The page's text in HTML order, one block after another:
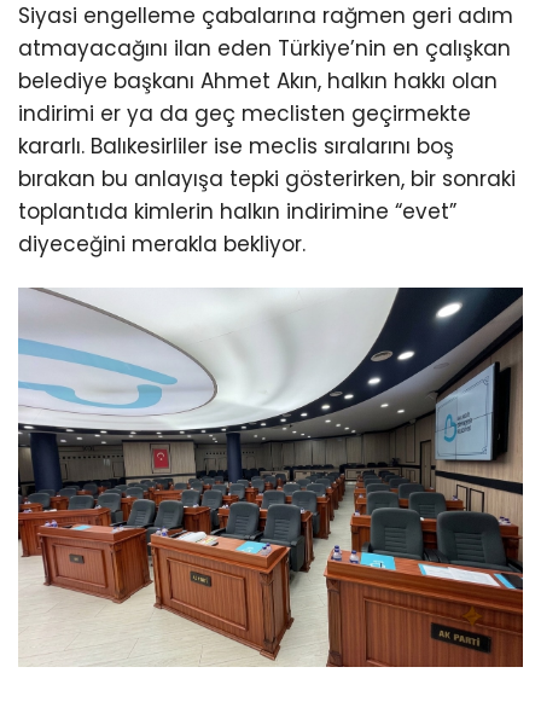
Siyasi engelleme çabalarına rağmen geri adım
atmayacağını ilan eden Türkiye’nin en çalışkan
belediye başkanı Ahmet Akın, halkın hakkı olan
indirimi er ya da geç meclisten geçirmekte
kararlı. Balıkesirliler ise meclis sıralarını boş
bırakan bu anlayışa tepki gösterirken, bir sonraki
toplantıda kimlerin halkın indirimine “evet”
diyeceğini merakla bekliyor.